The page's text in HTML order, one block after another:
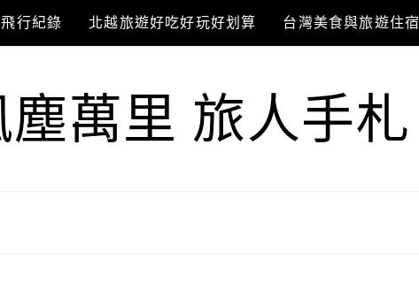
飛行紀錄 北越旅遊好吃好玩好划算 台灣美食與旅遊住宿
塵萬里 旅人手札